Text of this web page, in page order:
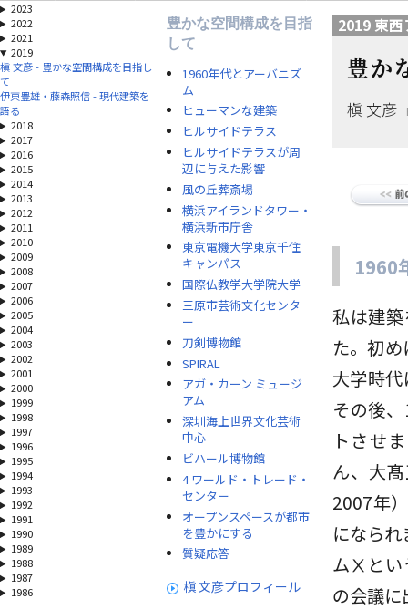
2023
2022
2021
2019
槇 文彦 - 豊かな空間構成を目指し
て
伊東豊雄・藤森照信 - 現代建築を
語る
2018
2017
2016
2015
2014
2013
2012
2011
2010
2009
2008
2007
2006
2005
2004
2003
2002
2001
2000
1999
1998
1997
1996
1995
1994
1993
1992
1991
1990
1989
1988
1987
1986
豊かな空間構成を目指
して
1960年代とアーバニズ
ム
ヒューマンな建築
ヒルサイドテラス
ヒルサイドテラスが周
辺に与えた影響
風の丘葬斎場
横浜アイランドタワー・
横浜新市庁舎
東京電機大学東京千住
キャンパス
国際仏教学大学院大学
三原市芸術文化センタ
ー
刀剣博物館
SPIRAL
アガ・カーン ミュージ
アム
深圳海上世界文化芸術
中心
ビハール博物館
4 ワールド・トレード・
センター
オープンスペースが都市
を豊かにする
質疑応答
槇 文彦プロフィール
2019 東
豊か
槇 文彦
1960
私は建
た。初
大学時
その後
トさせ
ん、大
2007年
になら
ムⅩとい
の会議